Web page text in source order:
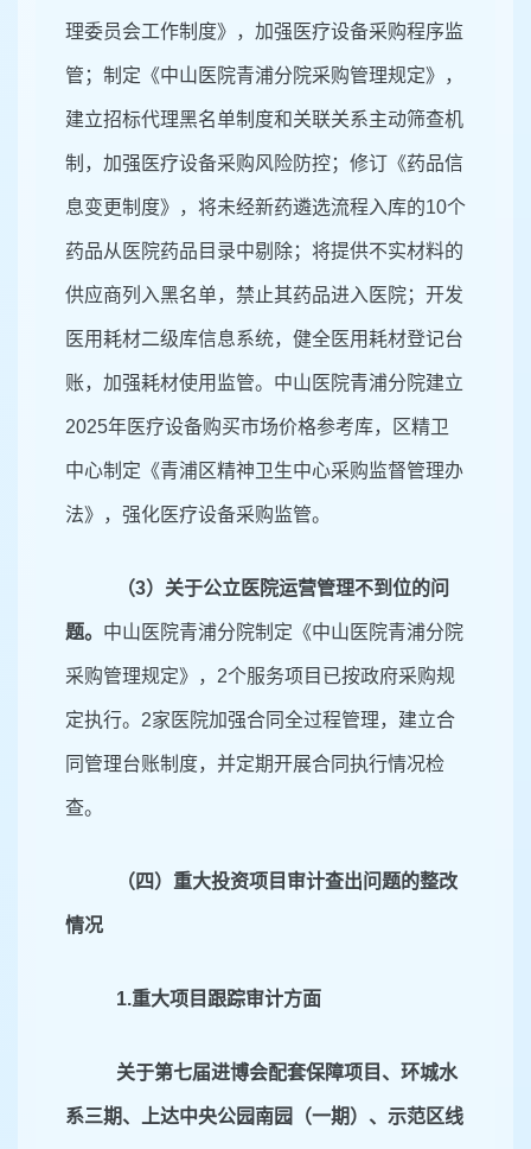
理委员会工作制度》，加强医疗设备采购程序监
管；制定《中山医院青浦分院采购管理规定》，
建立招标代理黑名单制度和关联关系主动筛查机
制，加强医疗设备采购风险防控；修订《药品信
息变更制度》，将未经新药遴选流程入库的10个
药品从医院药品目录中剔除；将提供不实材料的
供应商列入黑名单，禁止其药品进入医院；开发
医用耗材二级库信息系统，健全医用耗材登记台
账，加强耗材使用监管。中山医院青浦分院建立
2025年医疗设备购买市场价格参考库，区精卫
中心制定《青浦区精神卫生中心采购监督管理办
法》，强化医疗设备采购监管。
（3）关于公立医院运营管理不到位的问
题。 中山医院青浦分院制定《中山医院青浦分院
采购管理规定》， 2个服务项目已按政府采购规
定执行。 2家 医院加强合同全过程管理，建立合
同管理台账制度，并定期开展合同执行情况检
查。
（四）重大投资项目审计查出问题的整改
情况
1.重大项目跟踪审计方面
关于第七届进博会配套保障项目、环城水
系三期、上达中央公园南园（一期）、示范区线